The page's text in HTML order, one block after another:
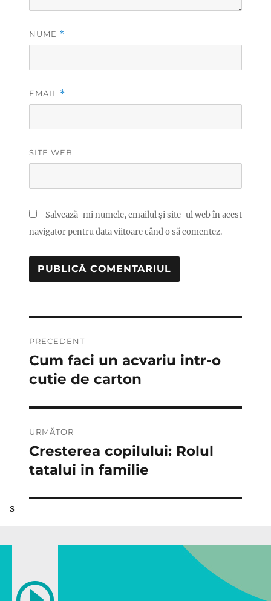
NUME *
EMAIL *
SITE WEB
Salvează-mi numele, emailul și site-ul web în acest
navigator pentru data viitoare când o să comentez.
în
articole
PRECEDENT
Articolul
anterior:
Cum faci un acvariu intr-o
cutie de carton
URMĂTOR
Articolul
următor:
Cresterea copilului: Rolul
tatalui in familie
s